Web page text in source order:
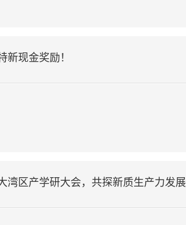
现金奖励！
湾区产学研大会，共探新质生产力发展